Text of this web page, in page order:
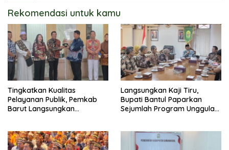
Rekomendasi untuk kamu
Tingkatkan Kualitas
Pelayanan Publik, Pemkab
Barut Langsungkan
Langsungkan Kaji Tiru,
Bupati Bantul Paparkan
Sejumlah Program Unggulan